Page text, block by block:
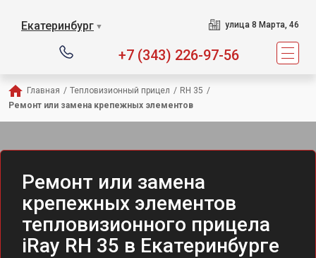
Екатеринбург ▼ улица 8 Марта, 46
+7 (343) 226-97-56
Главная / Тепловизионный прицел / RH 35 /
Ремонт или замена крепежных элементов
Ремонт или замена
крепежных элементов
тепловизионного прицела
iRay RH 35 в Екатеринбурге